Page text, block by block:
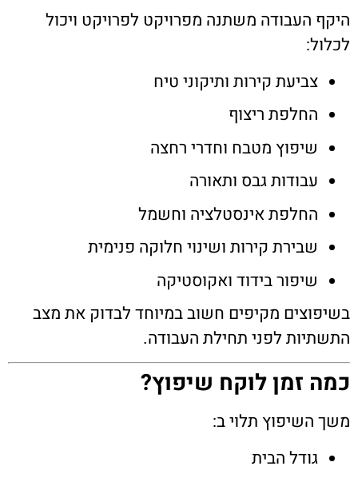
היקף העבודה משתנה מפרויקט לפרויקט ויכול
לכלול:
צביעת קירות ותיקוני טיח
החלפת ריצוף
שיפוץ מטבח וחדרי רחצה
עבודות גבס ותאורה
החלפת אינסטלציה וחשמל
שבירת קירות ושינוי חלוקה פנימית
שיפור בידוד ואקוסטיקה
בשיפוצים מקיפים חשוב במיוחד לבדוק את מצב
התשתיות לפני תחילת העבודה.
כמה זמן לוקח שיפוץ?
משך השיפוץ תלוי ב:
גודל הבית